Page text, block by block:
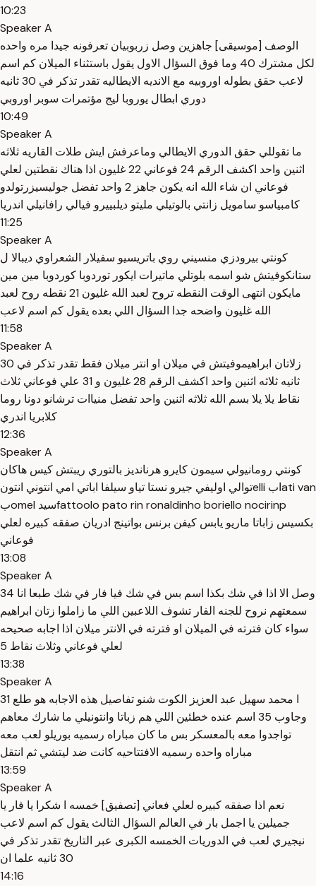
10:23
Speaker A
الوصف [موسيقى] جاهزين وصل زربوبيان تعرفونه جيدا مره واحده
لكل مشترك 40 وما فوق السؤال الاول يقول باستثناء الميلان كم اسم
لاعب حقق بطوله اوروبيه مع الانديه الايطاليه تقدر تذكر في 30 ثانيه
دوري ابطال يوروبا ليج مؤتمرات سوبر اوروبي
10:49
Speaker A
ما تقوللي حقق الدوري الايطالي وماعرفش ايش طلات القاريه ثلاثه
اثنين واحد اكشف الرقم 24 فوعاني 22 غليون اذا هناك نقطتين لعلي
فوعاني ان شاء الله انه يكون جاهز 2 واحد تفضل جوليسيزرتولدو
كامبياسو سامويل زانتي بالوتيلي مليتو ديلبييرو فيالي رافانيلي اندريا
11:25
Speaker A
كونتي بيرودزي منسيني روي باتريسيو سفيلار الشعراوي ديبالا ل
ستانكوفيتش شو اسمه بلوتلي ماتيرات ايكور توردوبا كوردوبا مين مين
مايكون انتهى الوقت النقطه تروح لعبد الله غليون 21 نقطه روح لعبد
الله غليون واضحه جدا السؤال اللي بعده يقول كم اسم لاعب
11:58
Speaker A
زلاتان ابراهيموفيتش في ميلان او انتر ميلان فقط تقدر تذكر في 30
ثانيه ثلاثه اثنين واحد اكشف الرقم 28 غليون و 31 علي فوعاني ثلاث
نقاط يلا يلا بسم الله ثلاثه اثنين واحد تفضل منياات ترشانو دونا روما
كلابريا اندري
12:36
Speaker A
كونتي رومانيولي سيمون كايرو هرنانديز بالتوري ريبتش كيس هاكان
توالي اوليفي جيرو نستا تياو سيلفا اباتي امي انتوني انتونelli ابati van
بomel سيدfattoolo pato rin ronaldinho boriello nocirinp
بكسيس زاباتا ماريو يابس كيفن برنس بواتينج ادريان صفقه كبيره لعلي
فوعاني
13:08
Speaker A
34 وصل الا اذا في شك بكذا اسم بس في شك فيا فار في شك طبعا انا
سمعتهم نروح للجنه الفار تشوف اللاعبين اللي ما زاملوا زتان ابراهيم
سواء كان فترته في الميلان او فترته في الانتر ميلان اذا اجابه صحيحه
لعلي فوعاني وثلاث نقاط 5
13:38
Speaker A
ا محمد سهيل عبد العزيز الكوت شنو تفاصيل هذه الاجابه هو طلع 31
وجاوب 35 اسم عنده خطئين اللي هم زباتا وانتونيلي ما شارك معاهم
تواجدوا معه بالمعسكر بس ما كان مباراه رسميه بوريلو لعب معه
مباراه واحده رسميه الافتتاحيه كانت ضد ليتشي ثم انتقل
13:59
Speaker A
نعم اذا صفقه كبيره لعلي فعاني [تصفيق] خمسه ا شكرا يا فار يا
جميلين يا اجمل بار في العالم السؤال الثالث يقول كم اسم لاعب
نيجيري لعب في الدوريات الخمسه الكبرى عبر التاريخ تقدر تذكر في
30 ثانيه علما ان
14:16